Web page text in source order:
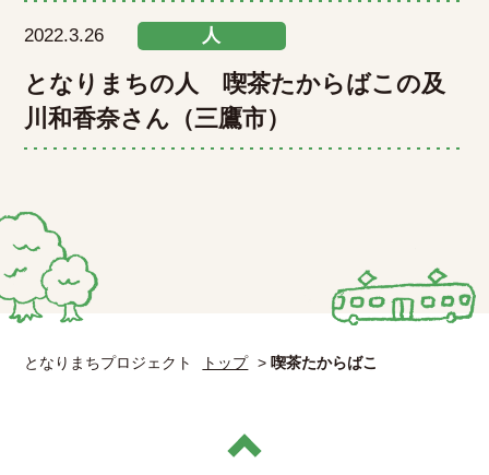
2022.3.26 人
となりまちの人 喫茶たからばこの及
川和香奈さん（三鷹市）
となりまちプロジェクト トップ > 喫茶たからばこ